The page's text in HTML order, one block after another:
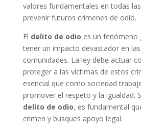
valores fundamentales en todas
prevenir futuros crímenes de odio.
El delito de odio es un fenómeno
tener un impacto devastador en
comunidades. La ley debe actuar
proteger a las víctimas de estos
esencial que como sociedad
promover el respeto y la igualdad.
delito de odio, es fundamental
crimen y busques apoyo legal.